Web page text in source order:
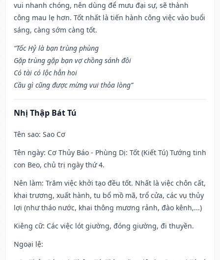
vui nhanh chóng, nên dùng để mưu đại sự, sẽ thành
công mau lẹ hơn. Tốt nhất là tiến hành công việc vào buổi
sáng, càng sớm càng tốt.
“Tốc Hỷ là bạn trùng phùng
Gặp trùng gặp bạn vợ chồng sánh đôi
Có tài có lộc hẳn hoi
Cầu gì cũng được mừng vui thỏa lòng”
Nhị Thập Bát Tú
Tên sao: Sao Cơ
Tên ngày: Cơ Thủy Báo - Phùng Dị: Tốt (Kiết Tú) Tướng tinh
con Beo, chủ trị ngày thứ 4.
Nên làm: Trăm việc khởi tạo đều tốt. Nhất là việc chôn cất,
khai trương, xuất hành, tu bổ mồ mã, trổ cửa, các vụ thủy
lợi (như tháo nước, khai thông mương rảnh, đào kênh,...)
Kiêng cữ: Các việc lót giường, đóng giường, đi thuyền.
Ngoại lệ: